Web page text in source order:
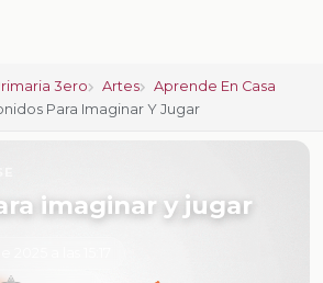
3ero Artes
Aprende En Casa
Para Imaginar Y Jugar
imaginar y jugar